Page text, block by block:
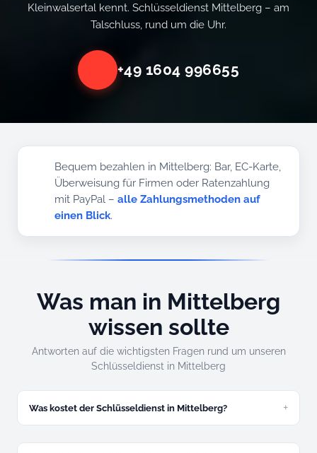
Kleinwalsertal kennt. Schlüsseldienst Mittelberg – am
Talschluss, rund um die Uhr.
+49 1604 996655
Bequem bezahlen in Mittelberg: Bar, EC-Karte,
Überweisung für Firmen oder Ratenzahlung
mit PayPal –alle Zahlungsmethoden auf
einen Blick.
Was man in Mittelberg
wissen sollte
Antworten auf die wichtigsten Fragen rund um unseren
Schlüsseldienst in Mittelberg
Was kostet der Schlüsseldienst in Mittelberg?
Festpreis am Telefon, ohne versteckte Kosten – auch am